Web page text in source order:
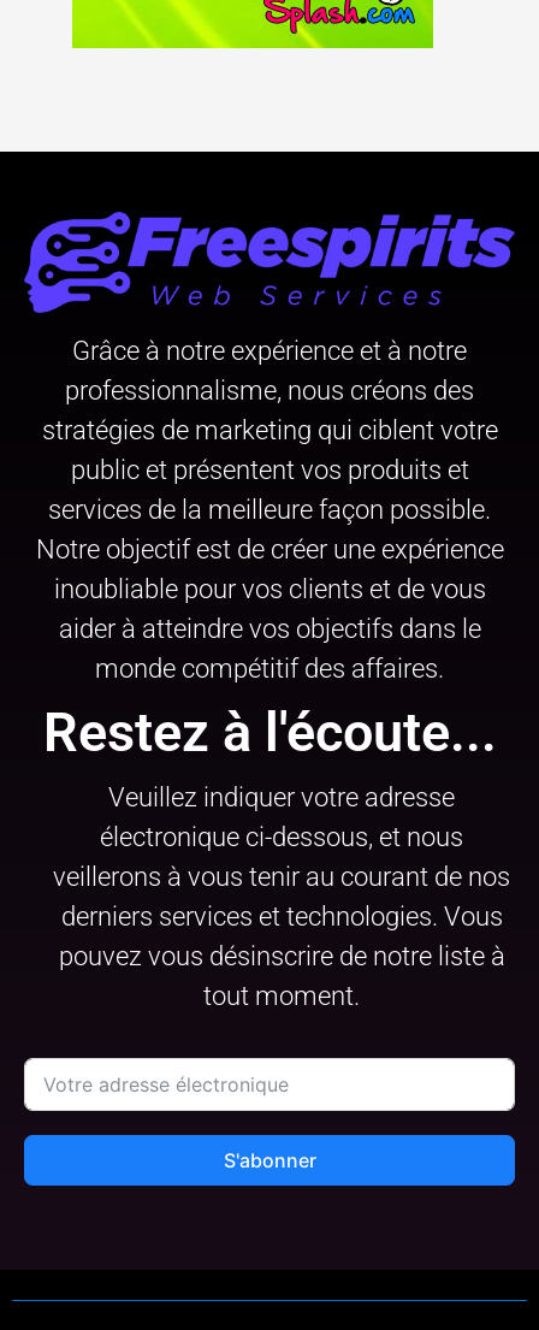
Grâce à notre expérience et à notre
professionnalisme, nous créons des
stratégies de marketing qui ciblent votre
public et présentent vos produits et
services de la meilleure façon possible.
Notre objectif est de créer une expérience
inoubliable pour vos clients et de vous
aider à atteindre vos objectifs dans le
monde compétitif des affaires.
Restez à l'écoute...
Veuillez indiquer votre adresse
électronique ci-dessous, et nous
veillerons à vous tenir au courant de nos
derniers services et technologies. Vous
pouvez vous désinscrire de notre liste à
tout moment.
S'abonner